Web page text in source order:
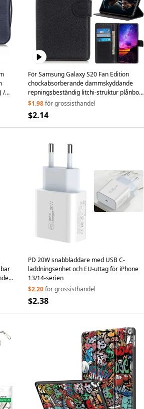
/
För Samsung Galaxy S20 Fan Edition
chockabsorberande dammskyddande
repningsbeständig litchi-struktur plånbok
ställbar läderfodral - Svart
$1.98för grossisthandel
$2.14
PD 20W snabbladdare med USB C-
laddningsenhet och EU-uttag för iPhone
13/14-serien
$2.20för grossisthandel
$2.38